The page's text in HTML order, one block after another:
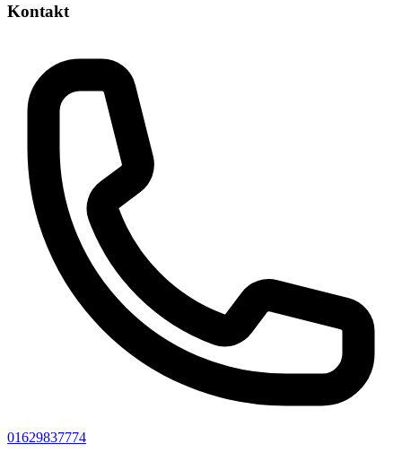
Kontakt
01629837774